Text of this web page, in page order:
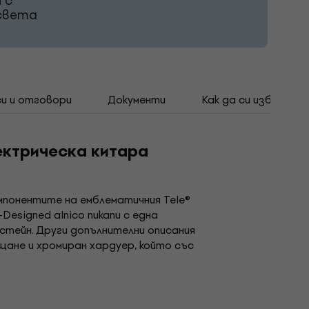
и отговори Документи Как да си избереш
китара
на емблематичния Tele®
alnico пикапи с една
Други допълнителни описания
и хромиран хардуер, който със